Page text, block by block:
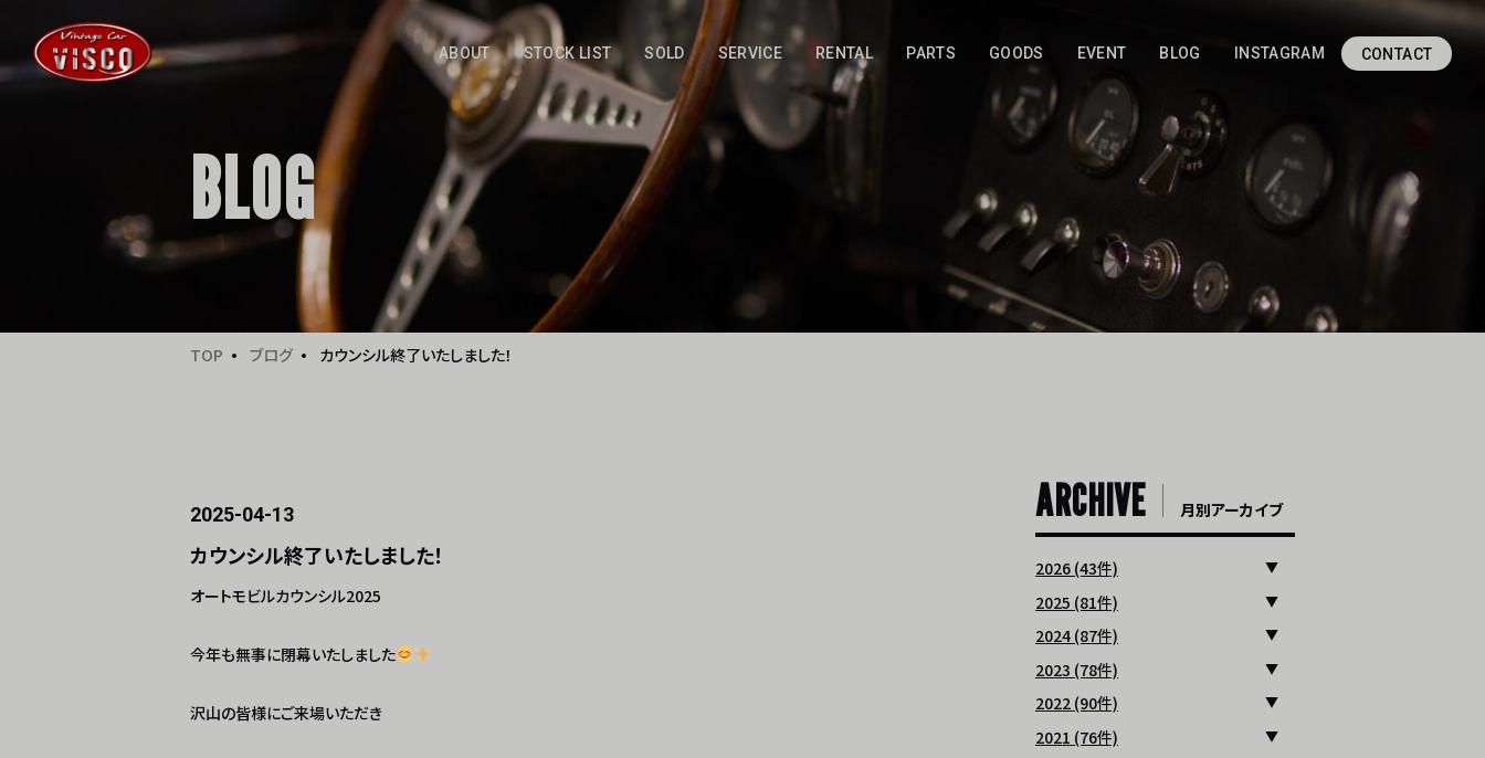
ABOUT STOCK LIST SOLD SERVICE RENTAL PARTS GOODS EVENT BLOG INSTAGRAM CONTACT
BLOG
TOP ブログ カウンシル終了いたしました！
2025-04-13
カウンシル終了いたしました！
オートモビルカウンシル2025
今年も無事に閉幕いたしました
沢山の皆様にご来場いただき
ARCHIVE 月別アーカイブ
2026 (43件)
2025 (81件)
2024 (87件)
2023 (78件)
2022 (90件)
2021 (76件)